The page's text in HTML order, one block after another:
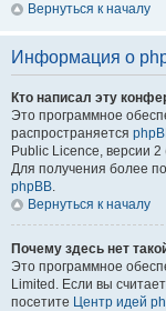
Вернуться к началу
Информация о
Кто написал эту
Это программное
распространяется
Public Licence, версии
Для получения более
phpBB.
Вернуться к началу
Почему здесь нет
Это программное
Limited. Если вы
посетите Центр идей